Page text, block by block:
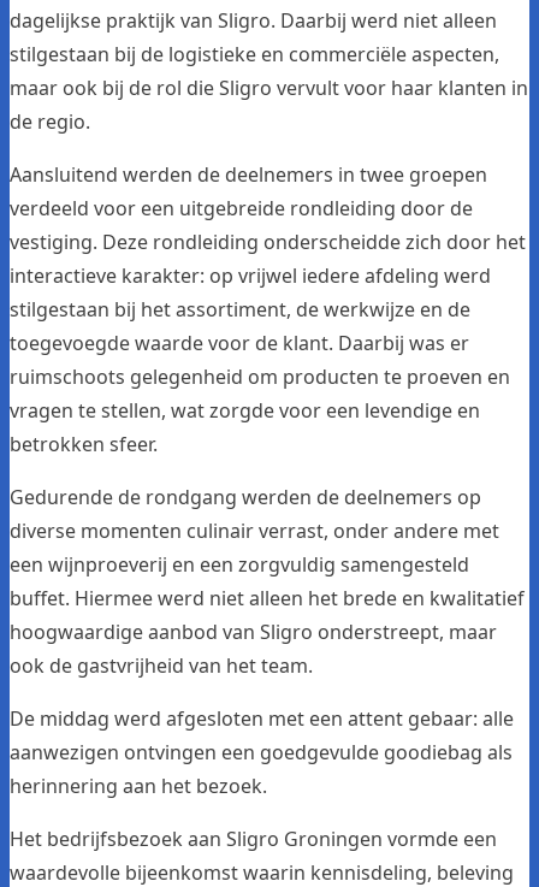
dagelijkse praktijk van Sligro. Daarbij werd niet alleen
stilgestaan bij de logistieke en commerciële aspecten,
maar ook bij de rol die Sligro vervult voor haar klanten in
de regio.
Aansluitend werden de deelnemers in twee groepen
verdeeld voor een uitgebreide rondleiding door de
vestiging. Deze rondleiding onderscheidde zich door het
interactieve karakter: op vrijwel iedere afdeling werd
stilgestaan bij het assortiment, de werkwijze en de
toegevoegde waarde voor de klant. Daarbij was er
ruimschoots gelegenheid om producten te proeven en
vragen te stellen, wat zorgde voor een levendige en
betrokken sfeer.
Gedurende de rondgang werden de deelnemers op
diverse momenten culinair verrast, onder andere met
een wijnproeverij en een zorgvuldig samengesteld
buffet. Hiermee werd niet alleen het brede en kwalitatief
hoogwaardige aanbod van Sligro onderstreept, maar
ook de gastvrijheid van het team.
De middag werd afgesloten met een attent gebaar: alle
aanwezigen ontvingen een goedgevulde goodiebag als
herinnering aan het bezoek.
Het bedrijfsbezoek aan Sligro Groningen vormde een
waardevolle bijeenkomst waarin kennisdeling, beleving